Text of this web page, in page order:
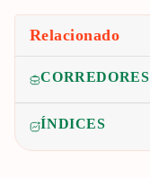
Relacionado
CORREDORES
ÍNDICES